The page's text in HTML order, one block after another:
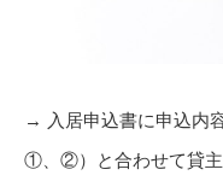
→ 入居申込書に申込内
①、②）と合わせて貸主